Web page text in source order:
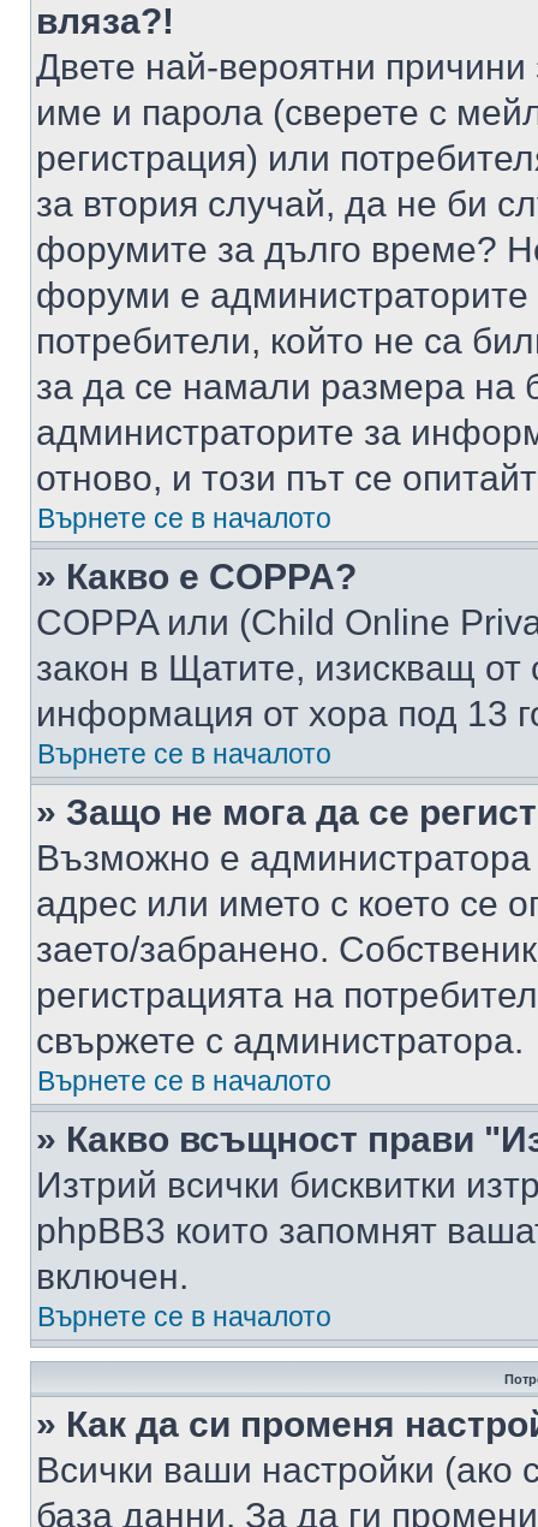
вляза?!
Двете най-вероятни
име и парола (сверете с
регистрация) или
за втория случай, да не би
форумите за дълго време?
форуми е администраторите
потребители, който не са
за да се намали размера на
администраторите за
отново, и този път се
Върнете се в началото
» Какво е COPPA?
COPPA или (Child Online
закон в Щатите, изискващ от
информация от хора под 13
Върнете се в началото
» Защо не мога да се
Възможно е
адрес или името с което се
заето/забранено.
регистрацията на
свържете с администратора.
Върнете се в началото
» Какво всъщност прави
Изтрий всички бисквитки
phpBB3 които запомнят
включен.
Върнете се в началото
» Как да си променя
Всички ваши настройки (ако
база данни. За да ги